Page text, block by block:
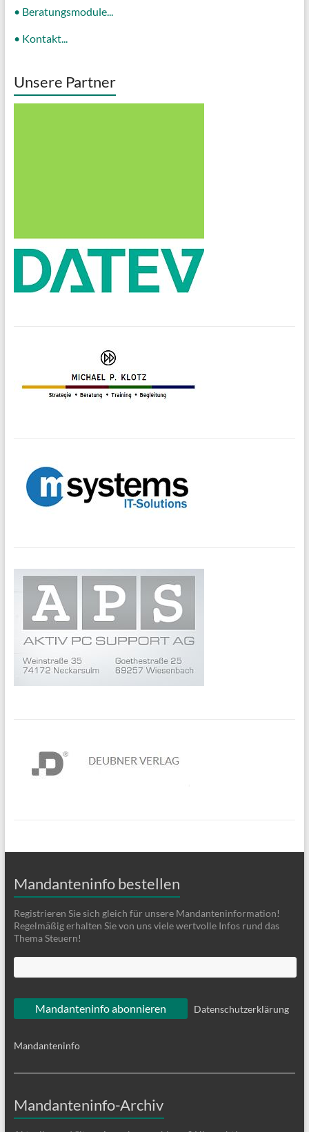
• Beratungsmodule...
• Kontakt...
Unsere Partner
Mandanteninfo bestellen
Registrieren Sie sich gleich für unsere Mandanteninformation!
Regelmäßig erhalten Sie von uns viele wertvolle Infos rund das
Thema Steuern!
Datenschutzerklärung
Mandanteninfo
Mandanteninfo-Archiv